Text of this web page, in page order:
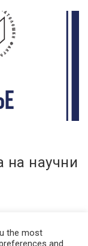
на научни
the most
and